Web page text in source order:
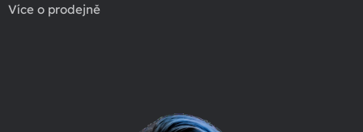
Více o prodejně